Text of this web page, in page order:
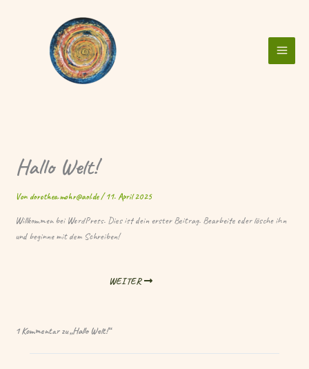
Hallo Welt!
Von dorothea.mohr@aol.de/11. April 2025
Willkommen bei WordPress. Dies ist dein erster Beitrag. Bearbeite oder lösche ihn
und beginne mit dem Schreiben!
WEITER
1 Kommentar zu „Hallo Welt!“